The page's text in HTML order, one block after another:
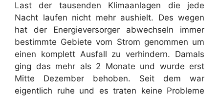
Last der tausenden Klimaanlagen die jede
Nacht laufen nicht mehr aushielt. Des wegen
hat der Energieversorger abwechseln immer
bestimmte Gebiete vom Strom genommen um
einen komplett Ausfall zu verhindern. Damals
ging das mehr als 2 Monate und wurde erst
Mitte Dezember behoben. Seit dem war
eigentlich ruhe und es traten keine Probleme